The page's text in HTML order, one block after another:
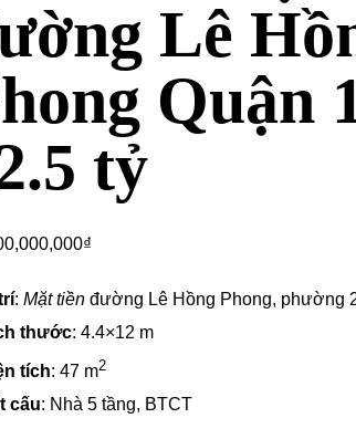
Lê
Quận
tỷ
₫
:Mặt tiền đường Lê Hồng Phong, phường
thước: 4.4×12 m
tích: 47 m2
cấu: Nhà 5 tầng, BTCT